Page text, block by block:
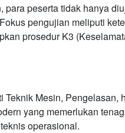
peserta tidak hanya
pengujian meliputi
prosedur K3
Teknik Mesin, Pengelasan,
yang memerlukan
operasional.